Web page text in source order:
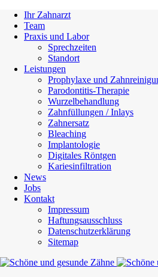
Ihr Zahnarzt
Team
Praxis und Labor
Sprechzeiten
Standort
Leistungen
Prophylaxe und
Parodontitis-Therapie
Wurzelbehandlung
Zahnfüllungen / Inlays
Zahnersatz
Bleaching
Implantologie
Digitales Röntgen
Kariesinfiltration
News
Jobs
Kontakt
Impressum
Haftungsausschluss
Datenschutzerklärung
Sitemap